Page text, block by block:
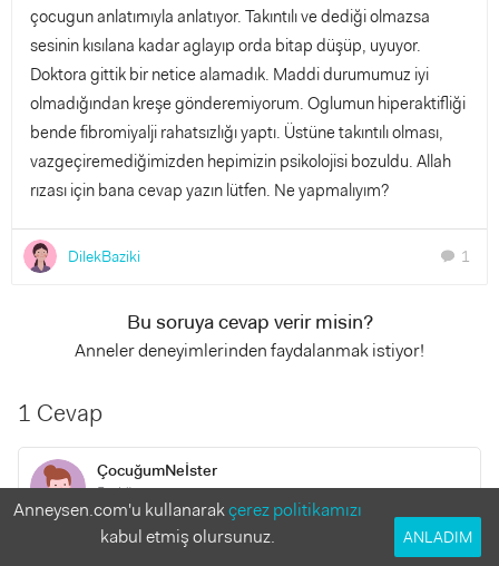
çocugun anlatımıyla anlatıyor. Takıntılı ve dediği olmazsa
sesinin kısılana kadar aglayıp orda bitap düşüp, uyuyor.
Doktora gittik bir netice alamadık. Maddi durumumuz iyi
olmadığından kreşe gönderemiyorum. Oglumun hiperaktifliği
bende fibromiyalji rahatsızlığı yaptı. Üstüne takıntılı olması,
vazgeçiremediğimizden hepimizin psikolojisi bozuldu. Allah
rızası için bana cevap yazın lütfen. Ne yapmalıyım?
DilekBaziki chat 1
Bu soruya cevap verir misin?
Anneler deneyimlerinden faydalanmak istiyor!
1 Cevap
ÇocuğumNeİster
5 yıl önce
Merhaba. Önerim işe beslenmeyi değiştirmekle başlayın.
Anneysen.com'u kullanarakçerez politikamızı
kabul etmiş olursunuz.
ANLADIM